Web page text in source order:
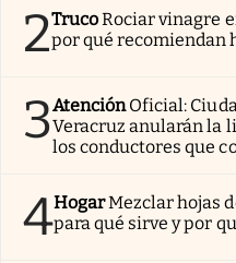
2TrucoRociar vinagre
por qué recomiendan
3AtenciónOficial:
Veracruz anularán la
los conductores que
4HogarMezclar hojas
para qué sirve y por